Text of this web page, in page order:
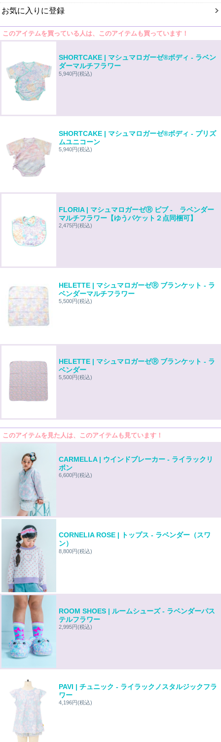
お気に入りに登録
このアイテムを買っている人は、このアイテムも買っています！
SHORTCAKE | マシュマロガーゼ®️ボディ - ラベン
ダーマルチフラワー
5,940円(税込)
SHORTCAKE | マシュマロガーゼ®️ボディ - プリズ
ムユニコーン
5,940円(税込)
FLORIA | マシュマロガーゼⓇ ビブ - ラベンダー
マルチフラワー【ゆうパケット２点同梱可】
2,475円(税込)
HELETTE | マシュマロガーゼⓇ ブランケット - ラ
ベンダーマルチフラワー
5,500円(税込)
HELETTE | マシュマロガーゼⓇ ブランケット - ラ
ベンダー
5,500円(税込)
このアイテムを見た人は、このアイテムも見ています！
CARMELLA | ウインドブレーカー - ライラックリ
ボン
6,600円(税込)
CORNELIA ROSE | トップス - ラベンダー（スワ
ン）
8,800円(税込)
ROOM SHOES | ルームシューズ - ラベンダーパス
テルフラワー
2,995円(税込)
PAVI | チュニック - ライラックノスタルジックフラ
ワー
4,196円(税込)